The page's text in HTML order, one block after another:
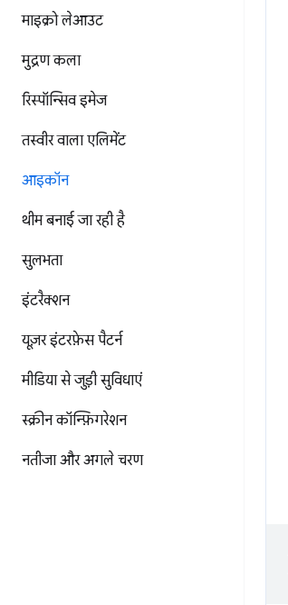
माइक्रो लेआउट
मुद्रण कला
रिस्पॉन्सिव इमेज
तस्वीर वाला एलिमेंट
आइकॉन
थीम बनाई जा रही है
सुलभता
इंटरैक्शन
यूज़र इंटरफ़ेस पैटर्न
मीडिया से जुड़ी सुविधाएं
स्क्रीन कॉन्फ़िगरेशन
नतीजा और अगले चरण